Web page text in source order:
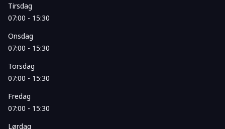
Tirsdag
07:00 - 15:30
Onsdag
07:00 - 15:30
Torsdag
07:00 - 15:30
Fredag
07:00 - 15:30
Lørdag